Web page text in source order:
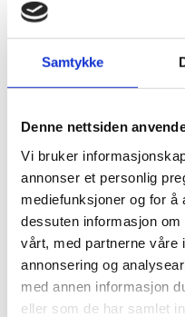
Samtykke
Denne nettsiden
Vi bruker
annonser et personlig
mediefunksjoner og for å
dessuten informasjon
vårt, med partnerne våre
annonsering og
med annen informasjon
eller som de har samlet
LES MER